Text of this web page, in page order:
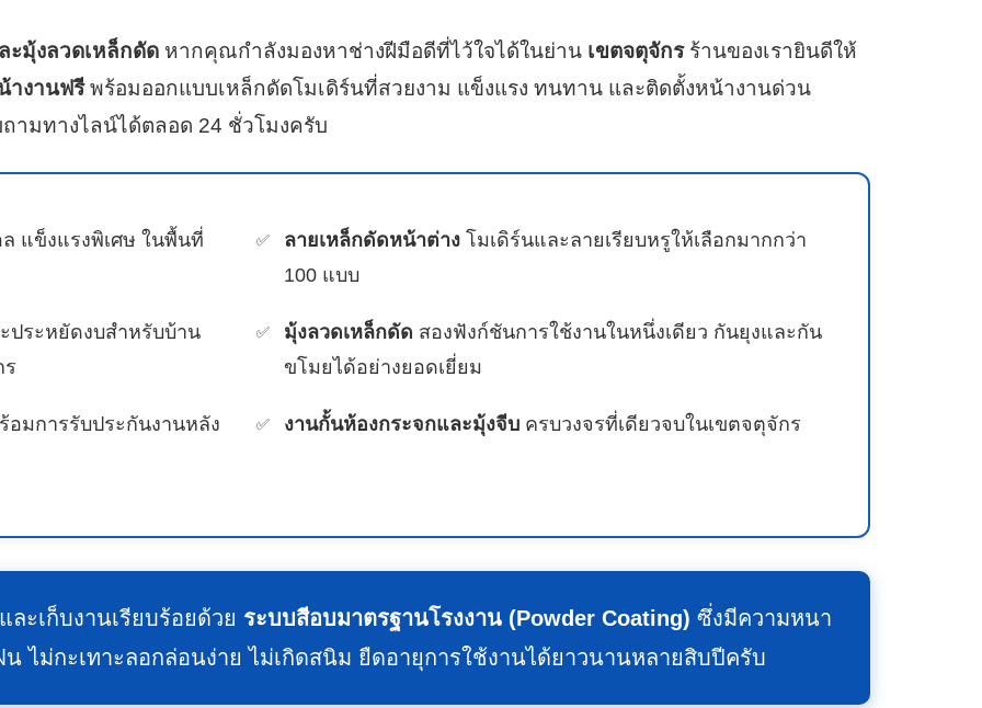
ะมุ้งลวดเหล็กดัด หากคุณกำลังมองหาช่างฝีมือดีที่ไว้ใจได้ในย่าน เขตจตุจักรร้านของเรายินดีให้
างานฟรีพร้อมออกแบบเหล็กดัดโมเดิร์นที่สวยงาม แข็งแรง ทนทาน และติดตั้งหน้างานด่วน
ามทางไลน์ได้ตลอด 24 ชั่วโมงครับ
แข็งแรงพิเศษ ในพื้นที่ ลายเหล็กดัดหน้าต่าง โมเดิร์นและลายเรียบหรูให้เลือกมากกว่า
100 แบบ
ระหยัดงบสำหรับบ้าน
มุ้งลวดเหล็กดัด สองฟังก์ชันการใช้งานในหนึ่งเดียว กันยุงและกัน
ขโมยได้อย่างยอดเยี่ยม
มการรับประกันงานหลัง งานกั้นห้องกระจกและมุ้งจีบ ครบวงจรที่เดียวจบในเขตจตุจักร
ะเก็บงานเรียบร้อยด้วย ระบบสีอบมาตรฐานโรงงาน (Powder Coating) ซึ่งมีความหนา
ไม่กะเทาะลอกล่อนง่าย ไม่เกิดสนิม ยืดอายุการใช้งานได้ยาวนานหลายสิบปีครับ